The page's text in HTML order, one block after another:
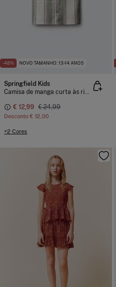
-48% NOVO TAMANHO: 13-14 ANOS
Springfield Kids
Camisa de manga curta às riscas para menino
€ 12,99 € 24,99
Desconto € 12,00
+2 Cores